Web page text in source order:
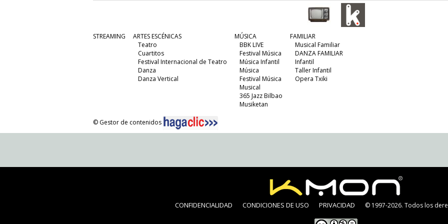
STREAMING
ARTES ESCÉNICAS
Teatro
Cuartitos
Festival Internacional de Teatro
Danza
Danza Vertical
MÚSICA
BBK LIVE
Festival Música
Música Infantil
Música
Festival Música
Musical
365 Jazz Bilbao
Musiketan
FAMILIAR
Musical Familiar
DANZA FAMILIAR
Infantil
Taller Infantil
Opera Txiki
© Gestor de contenidos
CONFIDENCIALIDAD CONDICIONES DE USO PRIVACIDAD © 1997-2026. Todos los